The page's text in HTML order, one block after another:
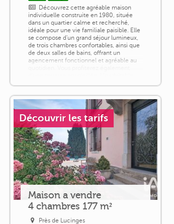
Découvrez cette agréable maison
individuelle construite en 1980, située
dans un quartier calme et recherché,
idéale pour une vie familiale paisible. Elle
se compose d'un grand séjour lumineux,
de trois chambres confortables, ainsi que
de deux salles de bains, offrant un
agencement fonctionnel et agréable au
Découvrir les tarifs
Maison a vendre
4 chambres 177 m²
Près de Lucinges